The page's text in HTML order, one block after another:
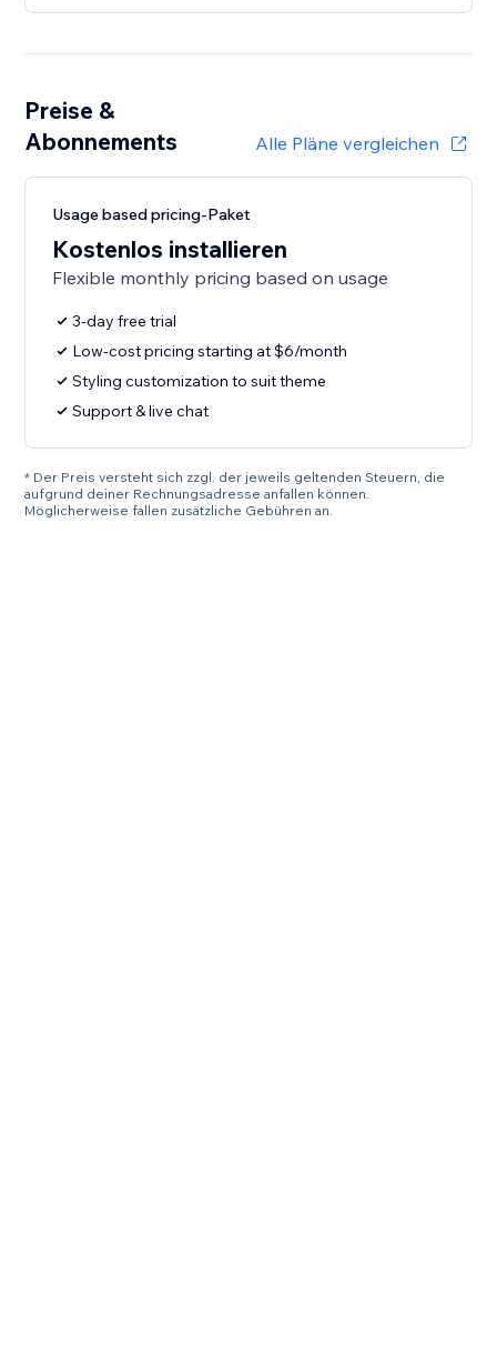
Preise &
Abonnements
Alle Pläne vergleichen
Usage based pricing-Paket
Kostenlos installieren
Flexible monthly pricing based on usage
3-day free trial
Low-cost pricing starting at $6/month
Styling customization to suit theme
Support & live chat
* Der Preis versteht sich zzgl. der jeweils geltenden Steuern, die
aufgrund deiner Rechnungsadresse anfallen können.
Möglicherweise fallen zusätzliche Gebühren an.